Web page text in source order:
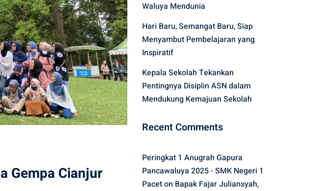
Gempa Cianjur
Waluya Mendunia
Hari Baru, Semangat Baru, Siap
Menyambut Pembelajaran yang
Inspiratif
Kepala Sekolah Tekankan
Pentingnya Disiplin ASN dalam
Mendukung Kemajuan Sekolah
Recent Comments
Peringkat 1 Anugrah Gapura
Pancawaluya 2025 - SMK Negeri 1
Paceton Bapak Fajar Juliansyah,